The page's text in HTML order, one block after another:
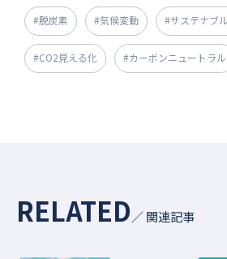
#脱炭素 #気候変動 #サステナブ
#CO2見える化 #カーボンニュートラル
RELATED／ 関連記事